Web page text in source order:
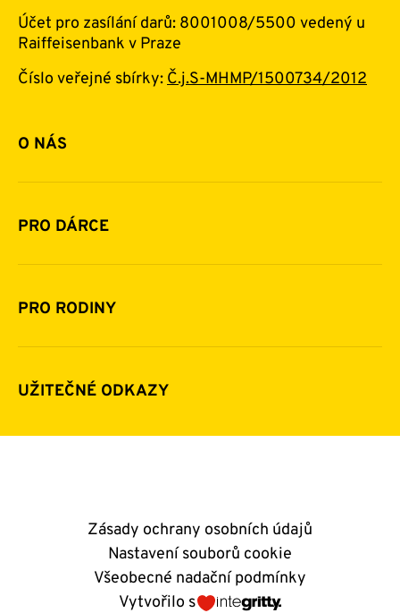
Účet pro zasílání darů: 8001008/5500 vedený u
Raiffeisenbank v Praze
Číslo veřejné sbírky:Č.j.S-MHMP/1500734/2012
O NÁS
Základní informace o nadaci
Historie a zakladatelé
Financování
Pomoc v číslech
Napsali o nás
PRO DÁRCE
Jak pomáhat
Daňová uznatelnost darů
Další možnosti pomoci
Zpravodaje
PRO RODINY
Komu a jak pomáháme
Pravidla poskytování finanční pomoci
UŽITEČNÉ ODKAZY
Kontakty
Zásady ochrany osobních údajů
Nastavení souborů cookie
Všeobecné nadační podmínky
Vytvořilo s